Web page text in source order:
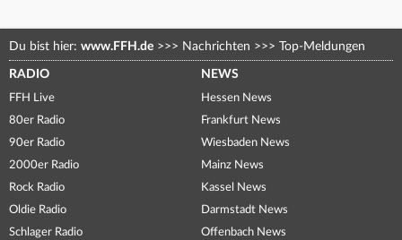
Du bist hier: www.FFH.de >>> Nachrichten >>> Top-Meldungen
RADIO
FFH Live
80er Radio
90er Radio
2000er Radio
Rock Radio
Oldie Radio
Schlager Radio
NEWS
Hessen News
Frankfurt News
Wiesbaden News
Mainz News
Kassel News
Darmstadt News
Offenbach News